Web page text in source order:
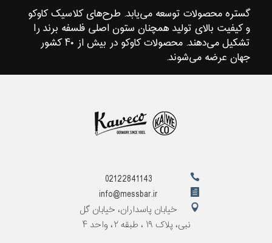
گستره محصولات توسعه می‌یابد. طرح‌های کلاسیک کاوکو
و کیفیت بالای تولید همچنان ستون اصلی فلسفه برند را
تشکیل می‌دهند. محصولات کاوکو در بیش از ۴۰ کشور
جهان عرضه می‌شوند.
02122841143
info@messbar.ir
خیابان پاسداران، خیابان گل
نبی، پلاک ۱۹ ، طبقه ۲، واحد ۴